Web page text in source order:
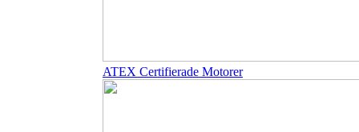
ATEX Certifierade Motorer